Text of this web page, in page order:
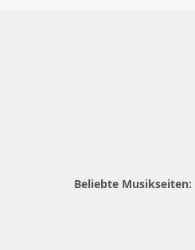
Beliebte Musikseiten: